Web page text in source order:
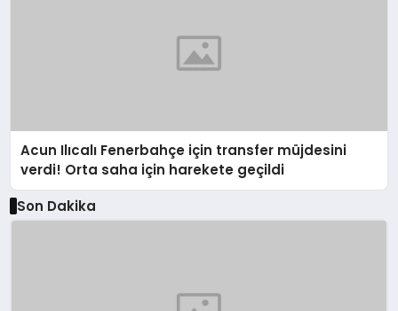
Acun Ilıcalı Fenerbahçe için transfer müjdesini
verdi! Orta saha için harekete geçildi
Son Dakika